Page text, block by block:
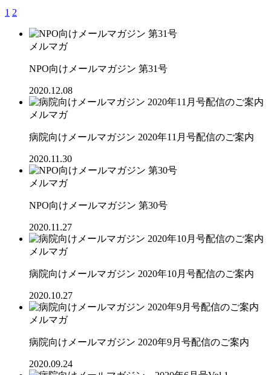
1 2
メルマガ
NPO向けメールマガジン 第31号
2020.12.08
メルマガ
病院向けメールマガジン 2020年11月号配信のご案内
2020.11.30
メルマガ
NPO向けメールマガジン 第30号
2020.11.27
メルマガ
病院向けメールマガジン 2020年10月号配信のご案内
2020.10.27
メルマガ
病院向けメールマガジン 2020年9月号配信のご案内
2020.09.24